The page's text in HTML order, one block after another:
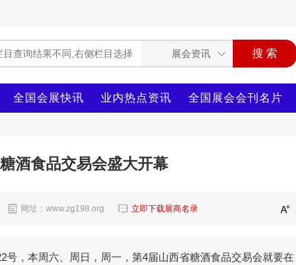
全国会展快讯 业内热点资讯 全国展会会刊名片
酒食品交易会盛大开幕
网址：www.zg198.org 立即下载展商名录
本周六、周日，周一，第4届山西省糖酒食品交易会就要在